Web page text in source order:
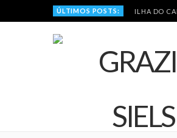
ÚLTIMOS POSTS: ILHA DO